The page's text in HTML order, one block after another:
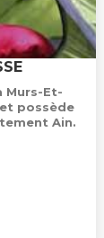
Murs-Et-
possède
Ain.